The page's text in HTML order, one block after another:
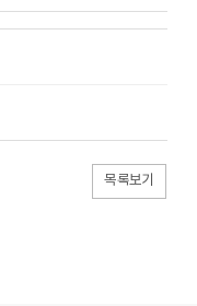
목록보기